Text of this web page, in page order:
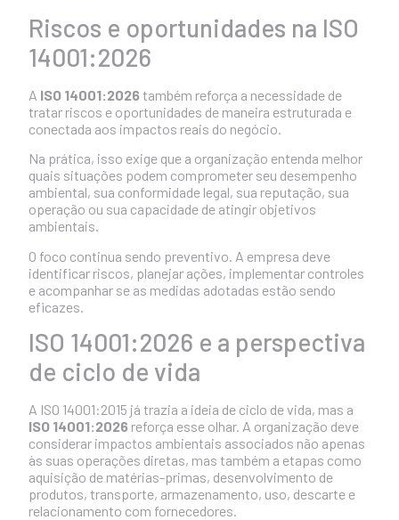
Riscos e oportunidades na ISO
14001:2026
A ISO 14001:2026também reforça a necessidade de
tratar riscos e oportunidades de maneira estruturada e
conectada aos impactos reais do negócio.
Na prática, isso exige que a organização entenda melhor
quais situações podem comprometer seu desempenho
ambiental, sua conformidade legal, sua reputação, sua
operação ou sua capacidade de atingir objetivos
ambientais.
O foco continua sendo preventivo. A empresa deve
identificar riscos, planejar ações, implementar controles
e acompanhar se as medidas adotadas estão sendo
eficazes.
ISO 14001:2026 e a perspectiva
de ciclo de vida
A ISO 14001:2015 já trazia a ideia de ciclo de vida, mas a
ISO 14001:2026 reforça esse olhar. A organização deve
considerar impactos ambientais associados não apenas
às suas operações diretas, mas também a etapas como
aquisição de matérias-primas, desenvolvimento de
produtos, transporte, armazenamento, uso, descarte e
relacionamento com fornecedores.